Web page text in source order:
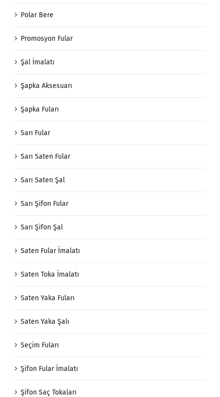
Polar Bere
Promosyon Fular
Şal İmalatı
Şapka Aksesuarı
Şapka Fuları
Sarı Fular
Sarı Saten Fular
Sarı Saten Şal
Sarı Şifon Fular
Sarı Şifon Şal
Saten Fular İmalatı
Saten Toka İmalatı
Saten Yaka Fuları
Saten Yaka Şalı
Seçim Fuları
Şifon Fular İmalatı
Şifon Saç Tokaları